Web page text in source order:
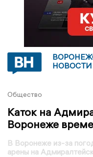
НОВОСТИ
Общество
Каток на
Воронеже
В Воронеже из-за
арены на